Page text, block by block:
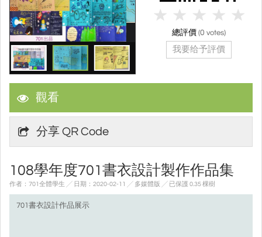
觀看
分享 QR Code
108學年度701書衣設計製作作品集
作者：701全體學生 ╱ 日期：2020-02-11 ╱ 多媒體版 ╱ 已保護 0.35 棵樹
701書衣設計作品展示
總評價(0 votes)
我要给予評價